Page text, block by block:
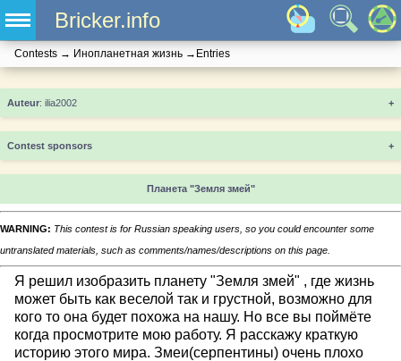
Bricker.info
Contests → Инопланетная жизнь → Entries
+
Contest sponsors +
Планета "Земля змей"
WARNING: This contest is for Russian speaking users, so you could encounter some
untranslated materials, such as comments/names/descriptions on this page.
Я решил изобразить планету "Земля змей" , где жизнь
может быть как веселой так и грустной, возможно для
кого то она будет похожа на нашу. Но все вы поймёте
когда просмотрите мою работу. Я расскажу краткую
историю этого мира. Змеи(серпентины) очень плохо